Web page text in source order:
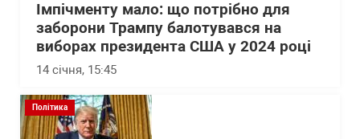
Імпічменту мало: що потрібно для
заборони Трампу балотувався на
виборах президента США у 2024 році
14 січня, 15:45
Політика